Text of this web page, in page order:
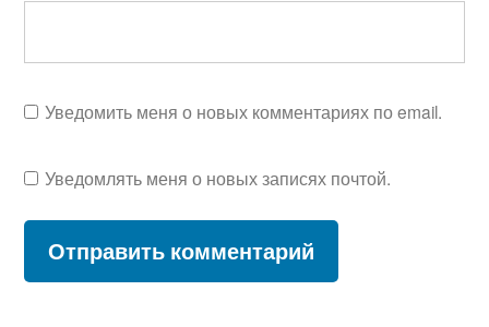
Уведомить меня о новых комментариях по email.
Уведомлять меня о новых записях почтой.